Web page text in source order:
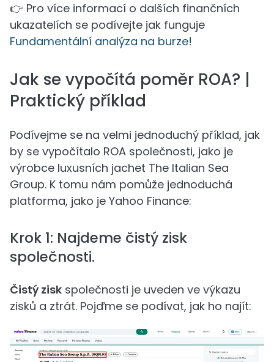
👉 Pro více informací o dalších finančních
ukazatelích se podívejte jak funguje
Fundamentální analýza na burze!
Jak se vypočítá poměr ROA? |
Praktický příklad
Podívejme se na velmi jednoduchý příklad, jak
by se vypočítalo ROA společnosti, jako je
výrobce luxusních jachet The Italian Sea
Group. K tomu nám pomůže jednoduchá
platforma, jako je Yahoo Finance:
Krok 1: Najdeme čistý zisk
společnosti.
Čistý zisk společnosti je uveden ve výkazu
zisků a ztrát. Pojďme se podívat, jak ho najít: